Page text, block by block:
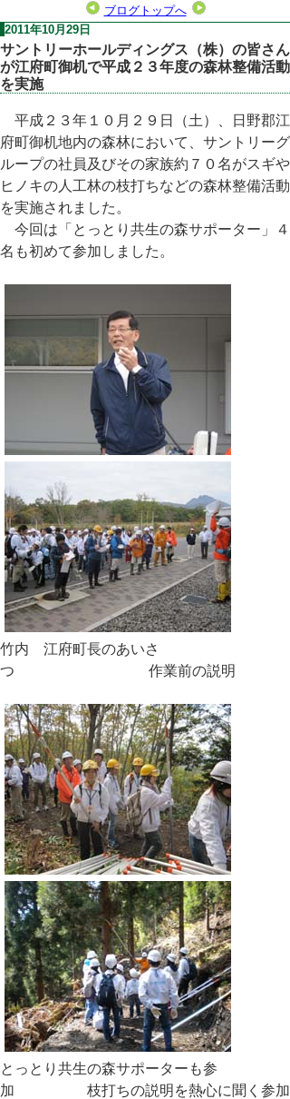
ブログトップへ
2011年10月29日
サントリーホールディングス（株）の皆さん
が江府町御机で平成２３年度の森林整備活動
を実施
平成２３年１０月２９日（土）、日野郡江
府町御机地内の森林において、サントリーグ
ループの社員及びその家族約７０名がスギや
ヒノキの人工林の枝打ちなどの森林整備活動
を実施されました。
今回は「とっとり共生の森サポーター」４
名も初めて参加しました。
竹内 江府町長のあいさ
つ 作業前の説明
とっとり共生の森サポーターも参
加 枝打ちの説明を熱心に聞く参加